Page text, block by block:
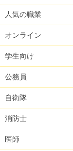
人気の職業
オンライン
学生向け
公務員
自衛隊
消防士
医師